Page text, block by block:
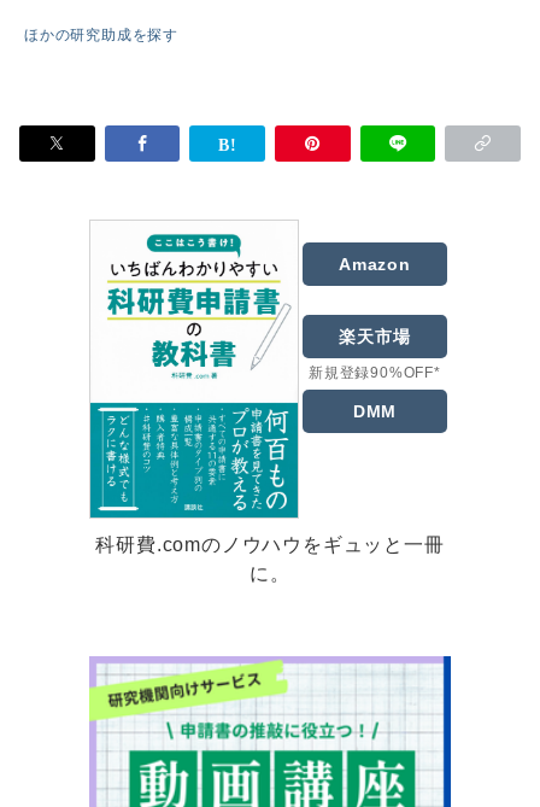
ほかの研究助成を探す
Amazon
楽天市場
新規登録90%OFF*
DMM
科研費.comのノウハウをギュッと一冊
に。